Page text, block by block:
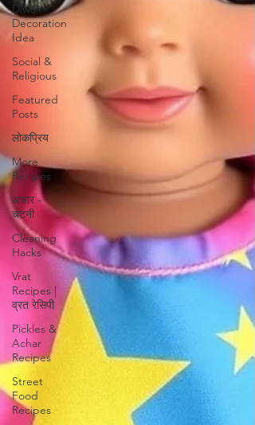
Diwali
Decoration
Idea
Social &
Religious
Featured
Posts
लोकप्रिय
More
Recipes
अचार -
चटनी
Cleaning
Hacks
Vrat
Recipes |
व्रत रेसिपी
Pickles &
Achar
Recipes
Street
Food
Recipes